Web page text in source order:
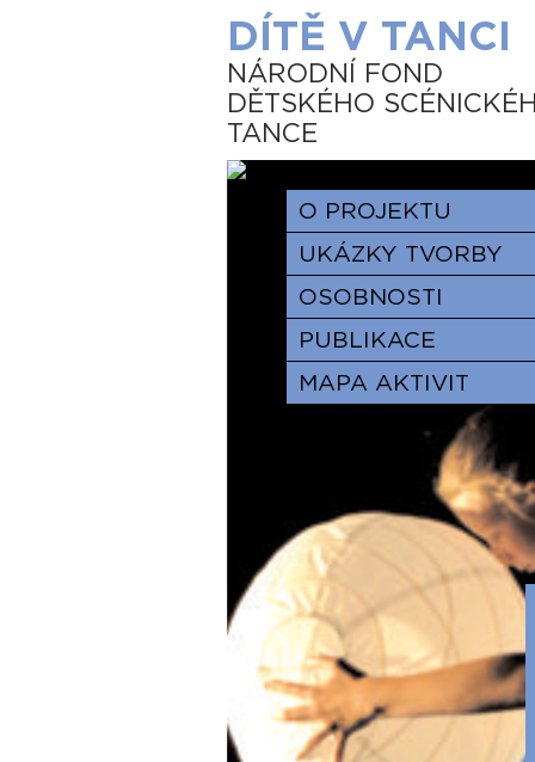
DÍTĚ V TANCI
NÁRODNÍ FOND
DĚTSKÉHO
TANCE
O PROJEKTU
UKÁZKY TVORBY
OSOBNOSTI
PUBLIKACE
MAPA AKTIVIT